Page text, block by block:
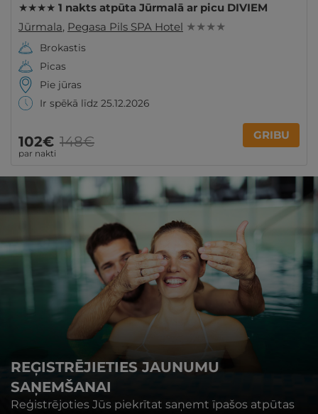
★★★★ 1 nakts atpūta Jūrmalā ar picu DIVIEM
Jūrmala, Pegasa Pils SPA Hotel ★ ★ ★ ★
Brokastis
Picas
Pie jūras
Ir spēkā līdz 25.12.2026
102€
par nakti
148€ GRIBU
REĢISTRĒJIETIES JAUNUMU
SAŅEMŠANAI
Reģistrējoties Jūs piekrītat saņemt īpašos atpūtas